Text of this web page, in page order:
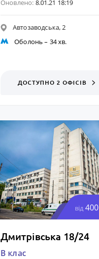
Оновлено: 8.01.21 18:19
Автозаводська, 2
Оболонь – 34 хв.
ДОСТУПНО 2 ОФІСІВ
від
Дмитрівська 18/24
B клас